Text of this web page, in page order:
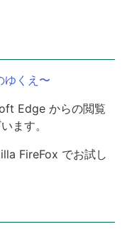
ゆくえ〜
Edge からの閲覧
ます。
FireFox でお試し